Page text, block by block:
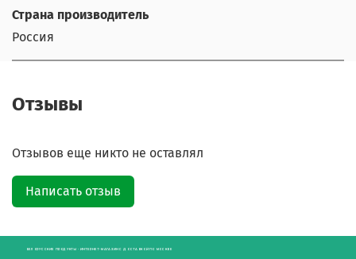
Страна производитель
Россия
Отзывы
Отзывов еще никто не оставлял
Написать отзыв
БЕЛОРУССКИЕ ПРОДУКТЫ - ИНТЕРНЕТ-МАГАЗИН С ДОСТАВКОЙ ПО МОСКВЕ